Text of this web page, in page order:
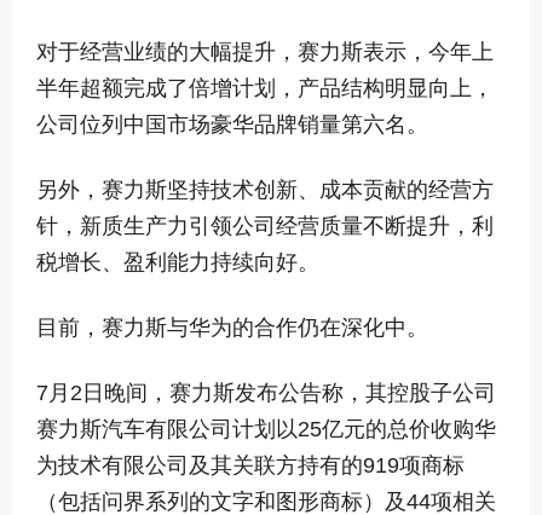
对于经营业绩的大幅提升，赛力斯表示，今年上
半年超额完成了倍增计划，产品结构明显向上，
公司位列中国市场豪华品牌销量第六名。
另外，赛力斯坚持技术创新、成本贡献的经营方
针，新质生产力引领公司经营质量不断提升，利
税增长、盈利能力持续向好。
目前，赛力斯与华为的合作仍在深化中。
7月2日晚间，赛力斯发布公告称，其控股子公司
赛力斯汽车有限公司计划以25亿元的总价收购华
为技术有限公司及其关联方持有的919项商标
（包括问界系列的文字和图形商标）及44项相关